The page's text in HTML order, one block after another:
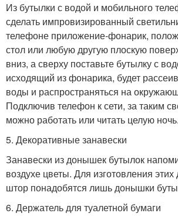
Из бутылки с водой и мобильного
сделать импровизированный
телефоне приложение-фонарик,
стол или любую другую плоскую
вниз, а сверху поставьте бутылку с
исходящий из фонарика, будет
воды и распространяться на
Подключив телефон к сети, за таким
можно работать или читать целую ночь.
5. Декоративные занавески
Занавески из донышек бутылок
воздухе цветы. Для изготовления
штор понадобятся лишь донышки
6. Держатель для туалетной бумаги